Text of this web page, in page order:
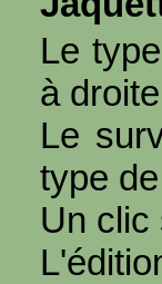
Le
à
Le
type
Un clic